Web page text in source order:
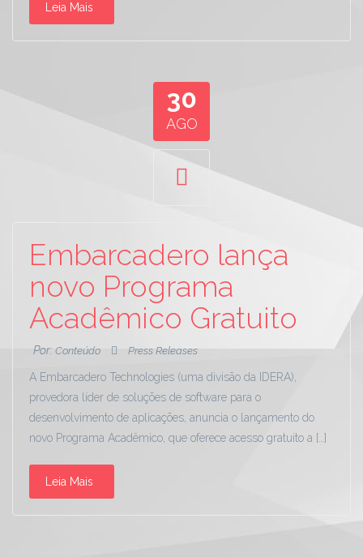
Leia Mais
30
AGO
Embarcadero lança
novo Programa
Acadêmico Gratuito
Por: Conteúdo Press Releases
A Embarcadero Technologies (uma divisão da IDERA),
provedora líder de soluções de software para o
desenvolvimento de aplicações, anuncia o lançamento do
novo Programa Acadêmico, que oferece acesso gratuito a […]
Leia Mais